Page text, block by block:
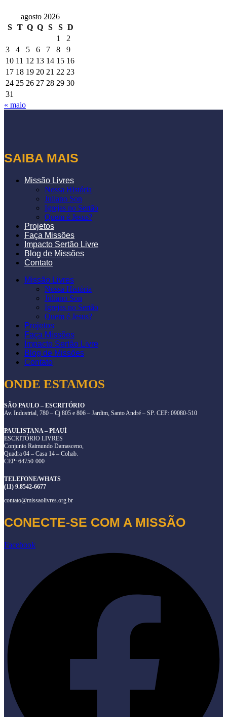
agosto 2026
S
T Q Q S S D
1
2
3
4 5 6 7 8
9
10 11 12 13 14 15 16
17 18 19 20 21 22 23
24 25 26 27 28 29 30
31
« maio
SAIBA MAIS
Missão Livres
Nossa História
Juliano Son
Igrejas no Sertão
Quem é Jesus?
Projetos
Faça Missões
Impacto Sertão Livre
Blog de Missões
Contato
Missão Livres
Nossa História
Juliano Son
Igrejas no Sertão
Quem é Jesus?
Projetos
Faça Missões
Impacto Sertão Livre
Blog de Missões
Contato
ONDE ESTAMOS
SÃO PAULO – ESCRITÓRIO
Av. Industrial, 780 – Cj 805 e 806 – Jardim, Santo André – SP. CEP: 09080-510
PAULISTANA – PIAUÍ
ESCRITÓRIO LIVRES
Conjunto Raimundo Damasceno,
Quadra 04 – Casa 14 – Cohab.
CEP: 64750-000
TELEFONE/WHATS
(11) 9.8542-6677
contato@missaolivres.org.br
CONECTE-SE COM A MISSÃO
Facebook